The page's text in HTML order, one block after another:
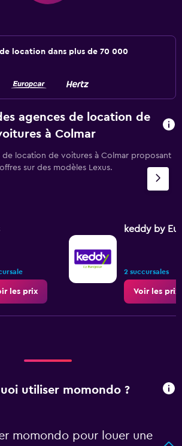
location dans plus de 70 000
agences de location de
à Colmar
de location de voitures à Colmar proposant
sur des modèles Lexus.
les prix
keddy by
2 succursales
Voir les prix
utiliser momondo ?
momondo pour louer une